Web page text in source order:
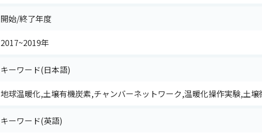
開始/終了年度
2017~2019年
キーワード(日本語)
地球温暖化,土壌有機炭素,チャンバーネットワーク,温暖化操作実験,土壌
キーワード(英語)